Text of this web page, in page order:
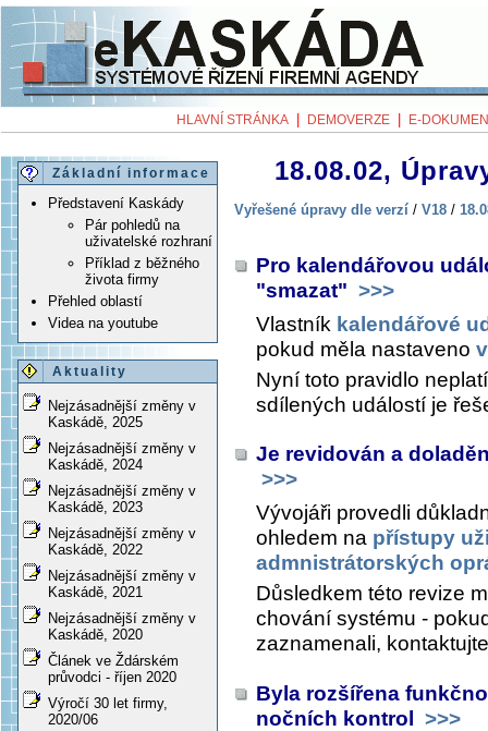
HLAVNÍ STRÁNKA DEMOVERZE E-
Základní informace
Představení Kaskády
Pár pohledů na
uživatelské rozhraní
Příklad z běžného
života firmy
Přehled oblastí
Videa na youtube
Aktuality
Nejzásadnější změny v
Kaskádě, 2025
Nejzásadnější změny v
Kaskádě, 2024
Nejzásadnější změny v
Kaskádě, 2023
Nejzásadnější změny v
Kaskádě, 2022
Nejzásadnější změny v
Kaskádě, 2021
Nejzásadnější změny v
Kaskádě, 2020
Článek ve Ždárském
průvodci - říjen 2020
Výročí 30 let firmy,
2020/06
18.08.02,
Vyřešené úpravy dle verzí / V18 /
Pro kalendářovou
"smazat" >>>
Vlastník kalendářové
pokud měla nastaveno
Nyní toto pravidlo
sdílených událostí je
Je revidován a
>>>
Vývojáři provedli
ohledem na přístupy
admnistrátorských
Důsledkem této revize
chování systému -
zaznamenali,
Byla rozšířena
nočních kontrol >>>